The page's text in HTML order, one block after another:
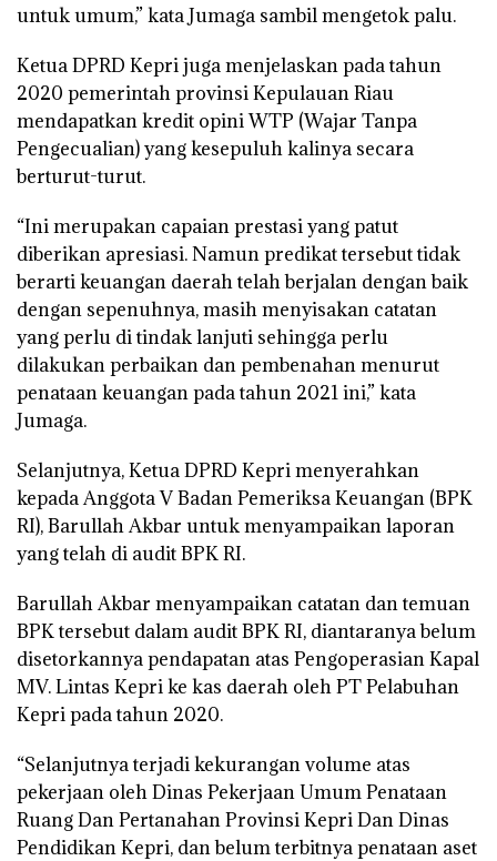
untuk umum,” kata Jumaga sambil mengetok palu.
Ketua DPRD Kepri juga menjelaskan pada tahun
2020 pemerintah provinsi Kepulauan Riau
mendapatkan kredit opini WTP (Wajar Tanpa
Pengecualian) yang kesepuluh kalinya secara
berturut-turut.
“Ini merupakan capaian prestasi yang patut
diberikan apresiasi. Namun predikat tersebut tidak
berarti keuangan daerah telah berjalan dengan baik
dengan sepenuhnya, masih menyisakan catatan
yang perlu di tindak lanjuti sehingga perlu
dilakukan perbaikan dan pembenahan menurut
penataan keuangan pada tahun 2021 ini,” kata
Jumaga.
Selanjutnya, Ketua DPRD Kepri menyerahkan
kepada Anggota V Badan Pemeriksa Keuangan (BPK
RI), Barullah Akbar untuk menyampaikan laporan
yang telah di audit BPK RI.
Barullah Akbar menyampaikan catatan dan temuan
BPK tersebut dalam audit BPK RI, diantaranya belum
disetorkannya pendapatan atas Pengoperasian Kapal
MV. Lintas Kepri ke kas daerah oleh PT Pelabuhan
Kepri pada tahun 2020.
“Selanjutnya terjadi kekurangan volume atas
pekerjaan oleh Dinas Pekerjaan Umum Penataan
Ruang Dan Pertanahan Provinsi Kepri Dan Dinas
Pendidikan Kepri, dan belum terbitnya penataan aset